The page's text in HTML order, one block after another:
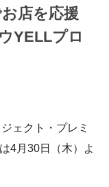
店を応援
YELLプロ
ェクト・プレミ
4月30日（木）よ